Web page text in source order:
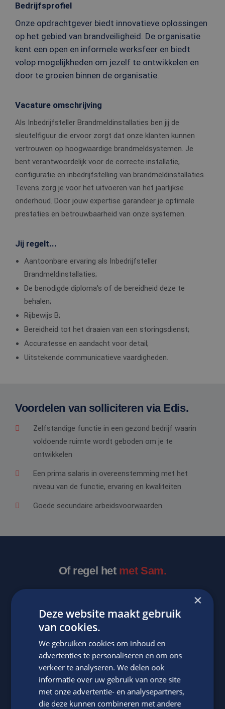
Bedrijfsprofiel
Onze opdrachtgever biedt innovatieve oplossingen
op het gebied van brandveiligheid. De organisatie
kent een open en informele werksfeer en biedt
volop mogelijkheden om jezelf te ontwikkelen en
door te groeien binnen de organisatie.
Vacature omschrijving
Als Inbedrijfsteller Brandmeldinstallaties ben jij de
sleutelfiguur die ervoor zorgt dat onze klanten kunnen
vertrouwen op hoogwaardige brandmeldsystemen. Je
bent verantwoordelijk voor de correcte installatie,
configuratie en inbedrijfstelling van brandmeldinstallaties.
Tevens zorg je voor het uitvoeren van het jaarlijkse
onderhoud. Door jouw expertise garandeer je optimale
prestaties en betrouwbaarheid van onze systemen.
Jij regelt...
Aantoonbare ervaring als Inbedrijfsteller
Brandmeldinstallaties;
De benodigde diploma's of de bereidheid deze te
behalen;
Rijbewijs B;
Bereidheid tot het draaien van een storingsdienst;
Accuratesse en aandacht voor detail;
Uitstekende communicatieve vaardigheden.
Voordelen van solliciteren via Edis.
Zelfstandige functie in een gezond bedrijf waarin
voldoende ruimte wordt geboden om je te
ontwikkelen
Een prima salaris in overeenstemming met het
niveau van de functie, ervaring en kwaliteiten
Goede secundaire arbeidsvoorwaarden.
Of regel het met Sam.
Sam Boonen
Neem contact op met ons via telefoon of e-mail.
×
Deze website maakt gebruik
van cookies.
We gebruiken cookies om inhoud en
advertenties te personaliseren en om ons
verkeer te analyseren. We delen ook
informatie over uw gebruik van onze site
met onze advertentie- en analysepartners,
die deze kunnen combineren met andere